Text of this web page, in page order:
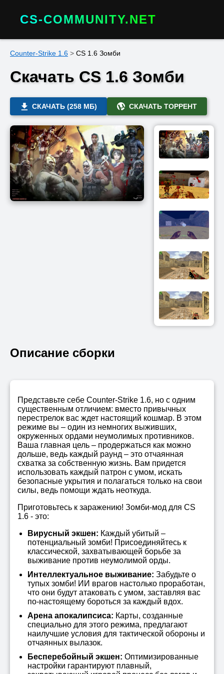
CS-COMMUNITY.NET
Counter-Strike 1.6 > CS 1.6 Зомби
Скачать CS 1.6 Зомби
СКАЧАТЬ (258 МБ) СКАЧАТЬ ТОРРЕНТ
Описание сборки
Представьте себе Counter-Strike 1.6, но с одним
существенным отличием: вместо привычных
перестрелок вас ждет настоящий кошмар. В этом
режиме вы – один из немногих выживших,
окруженных ордами неумолимых противников.
Ваша главная цель – продержаться как можно
дольше, ведь каждый раунд – это отчаянная
схватка за собственную жизнь. Вам придется
использовать каждый патрон с умом, искать
безопасные укрытия и полагаться только на свои
силы, ведь помощи ждать неоткуда.
Приготовьтесь к заражению! Зомби-мод для CS
1.6 - это:
Вирусный экшен: Каждый убитый –
потенциальный зомби! Присоединяйтесь к
классической, захватывающей борьбе за
выживание против неумолимой орды.
Интеллектуальное выживание: Забудьте о
тупых зомби! ИИ врагов настолько проработан,
что они будут атаковать с умом, заставляя вас
по-настоящему бороться за каждый вдох.
Арена апокалипсиса: Карты, созданные
специально для этого режима, предлагают
наилучшие условия для тактической обороны и
отчаянных вылазок.
Бесперебойный экшен: Оптимизированные
настройки гарантируют плавный,